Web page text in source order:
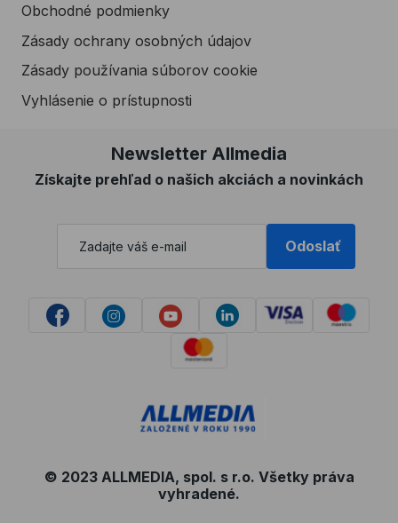
Obchodné podmienky
Zásady ochrany osobných údajov
Zásady používania súborov cookie
Vyhlásenie o prístupnosti
Newsletter Allmedia
Získajte prehľad o našich akciách a novinkách
Odoslať
© 2023 ALLMEDIA, spol. s r.o. Všetky práva
vyhradené.